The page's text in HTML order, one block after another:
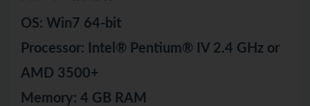
OS: Win7 64-bit
Processor: Intel® Pentium® IV 2.4 GHz or
AMD 3500+
Memory: 4 GB RAM